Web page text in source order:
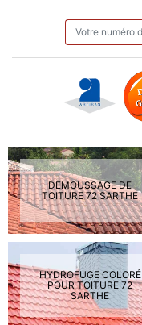
DEMOUSSAGE DE
TOITURE 72 SARTHE
HYDROFUGE COLORÉ
POUR TOITURE 72
SARTHE